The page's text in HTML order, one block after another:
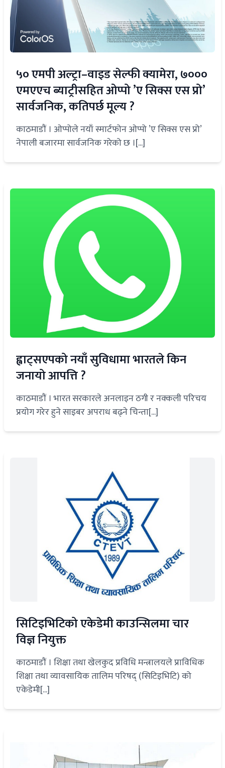
५० एमपी अल्ट्रा–वाइड सेल्फी क्यामेरा, ७०००
एमएएच ब्याट्रीसहित ओप्पो ’ए सिक्स एस प्रो’
सार्वजनिक, कतिपर्छ मूल्य ?
काठमाडौं । ओप्पोले नयाँ स्मार्टफोन ओप्पो ’ए सिक्स एस प्रो’
नेपाली बजारमा सार्वजनिक गरेको छ ।[...]
ह्वाट्सएपको नयाँ सुविधामा भारतले किन
जनायो आपत्ति ?
काठमाडौं । भारत सरकारले अनलाइन ठगी र नक्कली परिचय
प्रयोग गरेर हुने साइबर अपराध बढ्ने चिन्ता[...]
सिटिइभिटिको एकेडेमी काउन्सिलमा चार
विज्ञ नियुक्त
काठमाडौं । शिक्षा तथा खेलकुद प्रविधि मन्त्रालयले प्राविधिक
शिक्षा तथा व्यावसायिक तालिम परिषद् (सिटिइभिटि) को
एकेडेमी[...]